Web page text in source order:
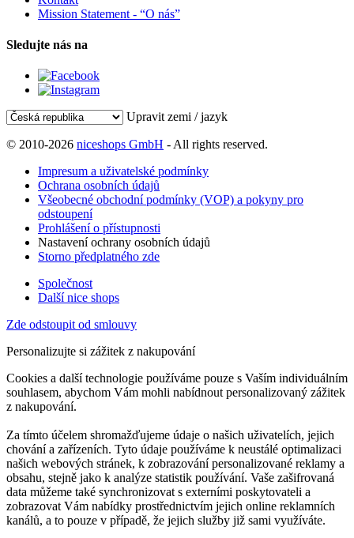
Mission Statement - “O nás”
Sledujte nás na
Upravit zemi / jazyk
© 2010-2026 niceshops GmbH - All rights reserved.
Impresum a uživatelské podmínky
Ochrana osobních údajů
Všeobecné obchodní podmínky (VOP) a pokyny pro
odstoupení
Prohlášení o přístupnosti
Nastavení ochrany osobních údajů
Storno předplatného zde
Společnost
Další nice shops
Zde odstoupit od smlouvy
Personalizujte si zážitek z nakupování
Cookies a další technologie používáme pouze s Vaším individuálním
souhlasem, abychom Vám mohli nabídnout personalizovaný zážitek
z nakupování.
Za tímto účelem shromažďujeme údaje o našich uživatelích, jejich
chování a zařízeních. Tyto údaje používáme k neustálé optimalizaci
našich webových stránek, k zobrazování personalizované reklamy a
obsahu, stejně jako k analýze statistik používání. Vaše zašifrovaná
data můžeme také synchronizovat s externími poskytovateli a
zobrazovat Vám nabídky prostřednictvím jejich online reklamních
kanálů, a to pouze v případě, že jejich služby již sami využíváte.